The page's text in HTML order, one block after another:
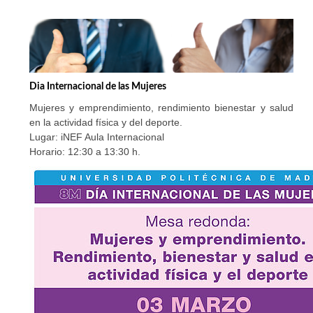
Dia Internacional de las Mujeres
Mujeres y emprendimiento, rendimiento bienestar y salud
en la actividad física y del deporte.
Lugar: iNEF Aula Internacional
Horario: 12:30 a 13:30 h.